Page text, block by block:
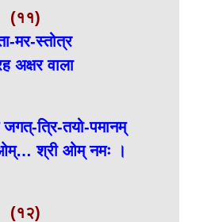
(११)
मर-स्तोत्र
अक्षर वाला
त्रि-तयो-पमानम्
श्री ओम् नमः ।
(१२)